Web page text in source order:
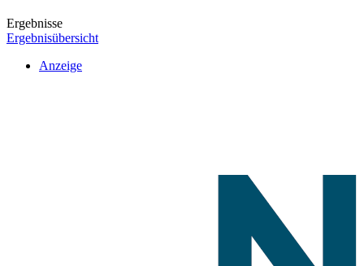
Ergebnisse
Ergebnisübersicht
Anzeige